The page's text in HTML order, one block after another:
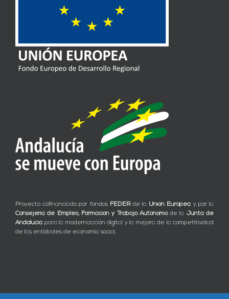
Proyecto cofinanciado por fondos FEDERde la Unión Europea y por la
Consejería de Empleo, Formación y Trabajo Autónomode la Junta de
Andalucía para la modernización digital y la mejora de la competitividad
de las entidades de economía social.